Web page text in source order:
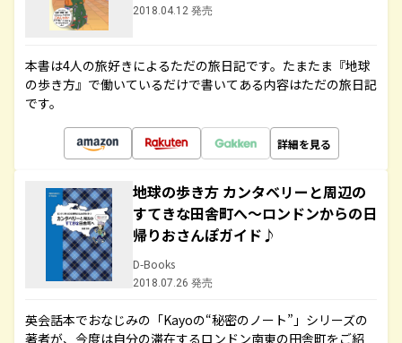
2018.04.12 発売
本書は4人の旅好きによるただの旅日記です。たまたま『地球
の歩き方』で働いているだけで書いてある内容はただの旅日記
です。
詳細を見る
地球の歩き方 カンタベリーと周辺の
すてきな田舎町へ～ロンドンからの日
帰りおさんぽガイド♪
D-Books
2018.07.26 発売
英会話本でおなじみの「Kayoの“秘密のノート”」シリーズの
著者が、今度は自分の滞在するロンドン南東の田舎町をご紹